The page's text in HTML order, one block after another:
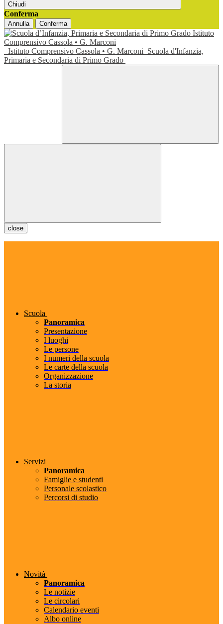
Chiudi
Conferma
Annulla Conferma
Istituto Comprensivo Cassola • G. Marconi Scuola d'Infanzia,
Primaria e Secondaria di Primo Grado
close
Scuola
Panoramica
Presentazione
I luoghi
Le persone
I numeri della scuola
Le carte della scuola
Organizzazione
La storia
Servizi
Panoramica
Famiglie e studenti
Personale scolastico
Percorsi di studio
Novità
Panoramica
Le notizie
Le circolari
Calendario eventi
Albo online